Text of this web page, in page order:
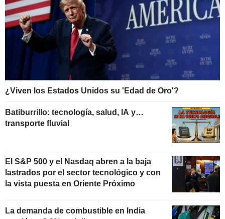
¿Viven los Estados Unidos su 'Edad de Oro'?
Batiburrillo: tecnología, salud, IA y…
transporte fluvial
El S&P 500 y el Nasdaq abren a la baja
lastrados por el sector tecnológico y con
la vista puesta en Oriente Próximo
La demanda de combustible en India